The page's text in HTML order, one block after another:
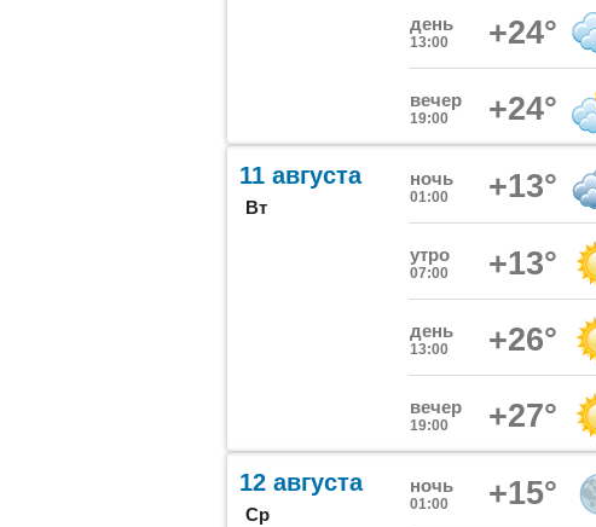
день
13:00 +24°
вечер
19:00 +24°
11 августа
Вт
ночь
01:00 +13°
утро
07:00 +13°
день
13:00 +26°
вечер
19:00 +27°
12 августа
Ср
ночь
01:00 +15°